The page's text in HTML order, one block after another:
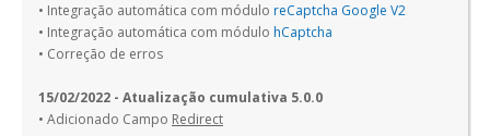
• Integração automática com módulo reCaptcha Google V2
• Integração automática com módulo hCaptcha
• Correção de erros
15/02/2022 - Atualização cumulativa 5.0.0
• Adicionado Campo Redirect